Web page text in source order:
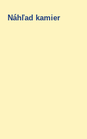
Náhľad kamier